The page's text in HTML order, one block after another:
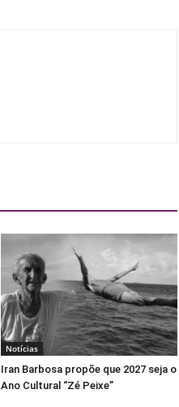
Notícias
Iran Barbosa propõe que 2027 seja o
Ano Cultural “Zé Peixe”